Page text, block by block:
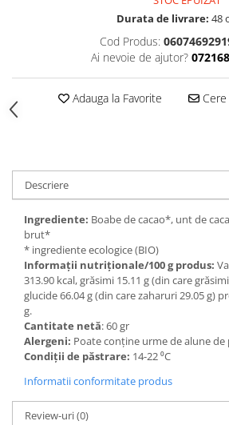
Durata de livrare: 48
Cod Produs:
Ai nevoie de ajutor?
Adauga la Favorite Cere
Descriere
Ingrediente: Boabe de cacao*, unt de
brut*
* ingrediente ecologice (BIO)
Informații nutriționale/100 g produs:
313.90 kcal, grăsimi 15.11 g (din care
glucide 66.04 g (din care zaharuri 29.05 g)
g.
Cantitate netă: 60 gr
Alergeni: Poate conține urme de alune de
Condiții de păstrare: 14-22 ⁰C
Informatii conformitate produs
Review-uri(0)